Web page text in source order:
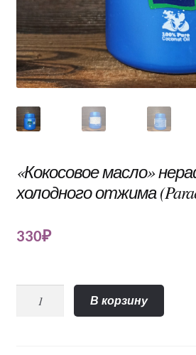
«Кокосовое масло»
холодного отжима
330₽
«Кокосовое
В корзину